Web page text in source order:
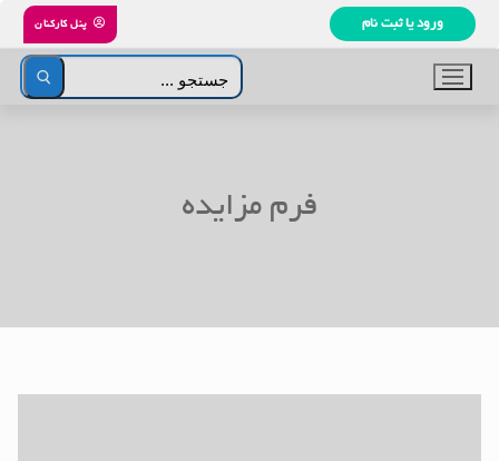
پرش
محتوا
ورود یا ثبت نام پنل کارکنان
جستجو
برای:
فرم مزایده